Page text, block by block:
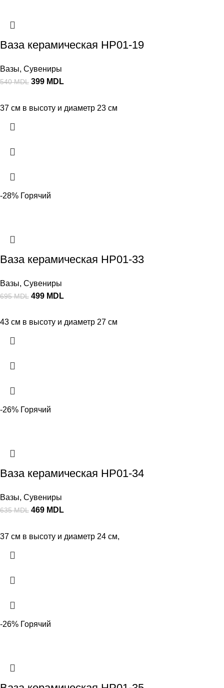
Ваза керамическая HP01-19
Вазы, Сувениры
540MDL 399 MDL
37 см в высоту и диаметр 23 см
-28% Горячий
Ваза керамическая HP01-33
Вазы, Сувениры
695MDL 499 MDL
43 см в высоту и диаметр 27 см
-26% Горячий
Ваза керамическая HP01-34
Вазы, Сувениры
635MDL 469 MDL
37 см в высоту и диаметр 24 см,
-26% Горячий